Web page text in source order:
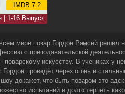
| 1-16 Выпуск
IMDB 7.2
мире повар Гордон Рамсей решил
с преподавательской
поварскому искусству. В учениках у
Гордон проведёт через огонь и
докажет, что быть поваром это
испытаний и долго терпеть